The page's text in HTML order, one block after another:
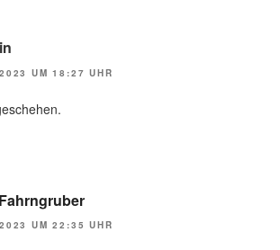
UM 18:27 UHR
UM 22:35 UHR